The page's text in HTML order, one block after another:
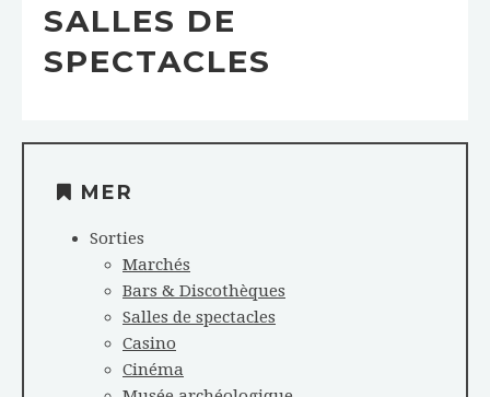
SALLES DE
SPECTACLES
MER
Sorties
Marchés
Bars & Discothèques
Salles de spectacles
Casino
Cinéma